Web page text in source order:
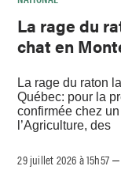
La rage du
chat en
La rage du raton
Québec: pour la
confirmée chez
l’Agriculture, des
29 juillet 2026 à 15h57